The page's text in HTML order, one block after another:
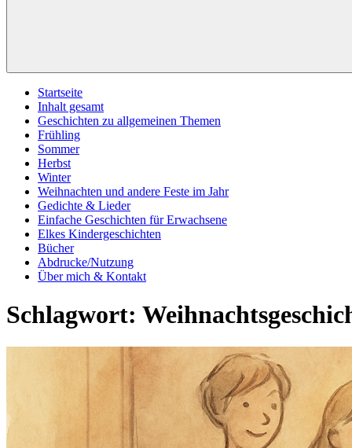
Startseite
Inhalt gesamt
Geschichten zu allgemeinen Themen
Frühling
Sommer
Herbst
Winter
Weihnachten und andere Feste im Jahr
Gedichte & Lieder
Einfache Geschichten für Erwachsene
Elkes Kindergeschichten
Bücher
Abdrucke/Nutzung
Über mich & Kontakt
Schlagwort: